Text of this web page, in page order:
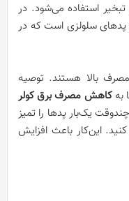
استفاده می‌شود. در
سلولزی است که در
بالا هستند. توصیه
بهکاهش مصرف برق کولر
یک‌بار پدها را تمیز
این‌کار باعث افزایش